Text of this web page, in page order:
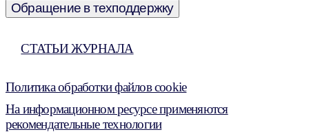
Обращение в техподдержку
СТАТЬИ ЖУРНАЛА
Политика обработки файлов cookie
На информационном ресурсе применяются
рекомендательные технологии